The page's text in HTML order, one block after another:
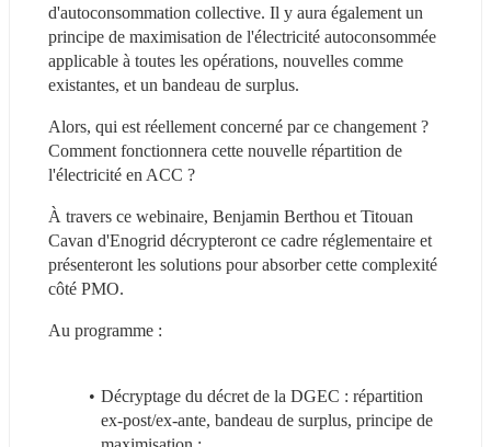
d'autoconsommation collective. Il y aura également un
principe de maximisation de l'électricité autoconsommée
applicable à toutes les opérations, nouvelles comme
existantes, et un bandeau de surplus.
Alors, qui est réellement concerné par ce changement ?
Comment fonctionnera cette nouvelle répartition de
l'électricité en ACC ?
À travers ce webinaire, Benjamin Berthou et Titouan
Cavan d'Enogrid décrypteront ce cadre réglementaire et
présenteront les solutions pour absorber cette complexité
côté PMO.
Au programme :
Décryptage du décret de la DGEC : répartition
ex-post/ex-ante, bandeau de surplus, principe de